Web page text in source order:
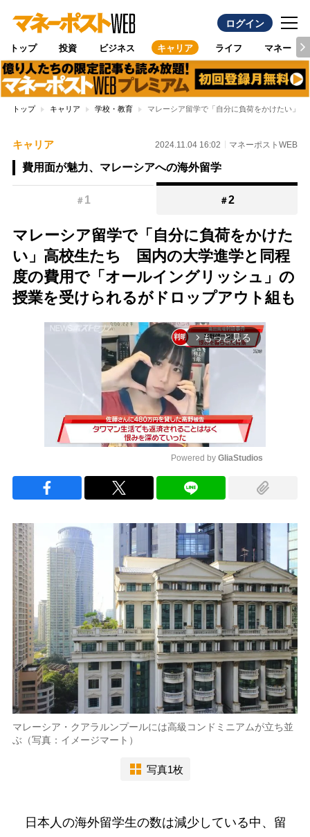
ログイン
トップ 投資 ビジネス キャリア ライフ マネー
トップ キャリア 学校・教育 マレーシア留学で「自分に負荷をかけたい」
キャリア 2024.11.04 16:02 マネーポストWEB
費用面が魅力、マレーシアへの海外留学
＃ 1 ＃2
マレーシア留学で「自分に負荷をかけた
い」高校生たち 国内の大学進学と同程
度の費用で「オールイングリッシュ」の
授業を受けられるがドロップアウト組も
arrow_forward_ios もっと見る
Powered by GliaStudios
マレーシア・クアラルンプールには高級コンドミニアムが立ち並
ぶ（写真：イメージマート）
写真1枚
日本人の海外留学生の数は減少している中、留